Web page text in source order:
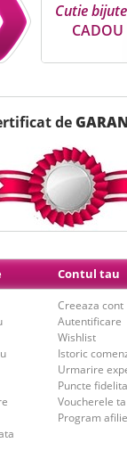
Cutie
CADOU
de
Contul tau
Creeaza cont
Autentificare
Wishlist
Istoric
Urmarire
Puncte
Voucherele
Program